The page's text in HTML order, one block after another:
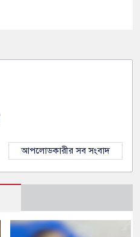
আপলোডকারীর সব সংবাদ